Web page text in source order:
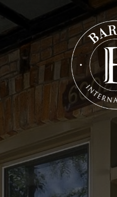
VENDRE
NOTRE FAMILLE
CONTACT